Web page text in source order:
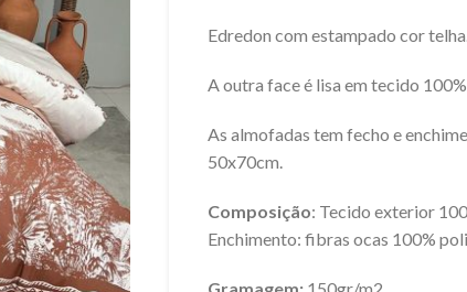
Edredon com estampado cor
A outra face é lisa em tecido
As almofadas tem fecho e
50x70cm.
Composição: Tecido exterior
Enchimento: fibras ocas 100%